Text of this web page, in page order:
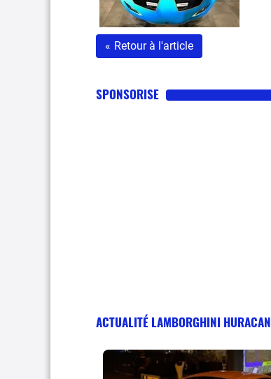
« Retour à l'article
SPONSORISE
ACTUALITÉ LAMBORGHINI HURACAN